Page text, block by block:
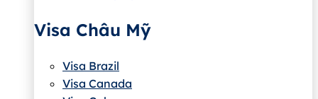
Visa Châu Mỹ
Visa Brazil
Visa Canada